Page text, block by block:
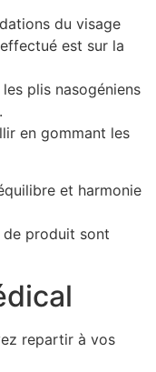
du visage
est sur la
plis nasogéniens
en gommant les
et harmonie
de produit sont
repartir à vos